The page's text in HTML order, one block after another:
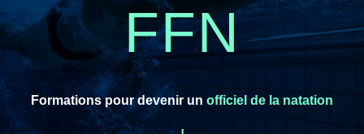
FFN
Formations pour devenir un officiel de la natation